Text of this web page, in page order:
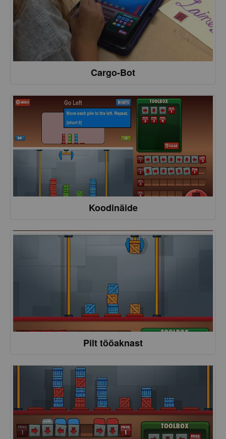
Cargo-Bot
Koodinäide
Pilt tööaknast